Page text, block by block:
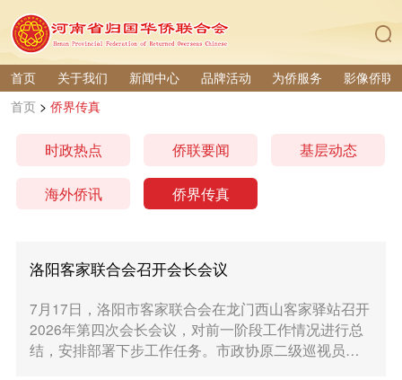
首页 关于我们 新闻中心 品牌活动 为侨服务
影像侨联
首页> 侨界传真
时政热点 侨联要闻 基层动态
海外侨讯 侨界传真
洛阳客家联合会召开会长会议
7月17日，洛阳市客家联合会在龙门西山客家驿站召开
2026年第四次会长会议，对前一阶段工作情况进行总
结，安排部署下步工作任务。市政协原二级巡视员夏